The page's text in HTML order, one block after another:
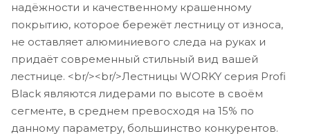
надёжности и качественному крашенному
покрытию, которое бережёт лестницу от износа,
не оставляет алюминиевого следа на руках и
придаёт современный стильный вид вашей
лестнице. <br/><br/>Лестницы WORKY серия Profi
Black являются лидерами по высоте в своём
сегменте, в среднем превосходя на 15% по
данному параметру, большинство конкурентов.